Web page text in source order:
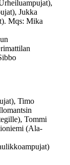
Jukka
Mqs: Mika
Timo
Tommi
(Ala-